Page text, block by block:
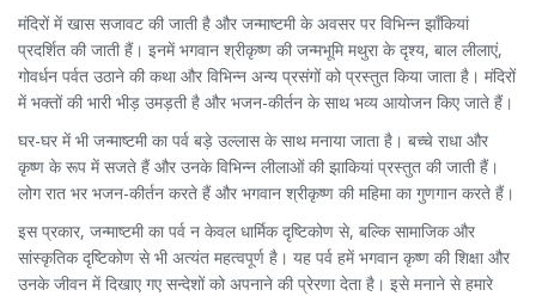
मंदिरों में खास सजावट की जाती है और जन्माष्टमी के अवसर पर विभिन्न झाँकियां
प्रदर्शित की जाती हैं। इनमें भगवान श्रीकृष्ण की जन्मभूमि मथुरा के दृश्य, बाल लीलाएं,
गोवर्धन पर्वत उठाने की कथा और विभिन्न अन्य प्रसंगों को प्रस्तुत किया जाता है। मंदिरों
में भक्तों की भारी भीड़ उमड़ती है और भजन-कीर्तन के साथ भव्य आयोजन किए जाते हैं।
घर-घर में भी जन्माष्टमी का पर्व बड़े उल्लास के साथ मनाया जाता है। बच्चे राधा और
कृष्ण के रूप में सजते हैं और उनके विभिन्न लीलाओं की झाकियां प्रस्तुत की जाती हैं।
लोग रात भर भजन-कीर्तन करते हैं और भगवान श्रीकृष्ण की महिमा का गुणगान करते हैं।
इस प्रकार, जन्माष्टमी का पर्व न केवल धार्मिक दृष्टिकोण से, बल्कि सामाजिक और
सांस्कृतिक दृष्टिकोण से भी अत्यंत महत्वपूर्ण है। यह पर्व हमें भगवान कृष्ण की शिक्षा और
उनके जीवन में दिखाए गए सन्देशों को अपनाने की प्रेरणा देता है। इसे मनाने से हमारे